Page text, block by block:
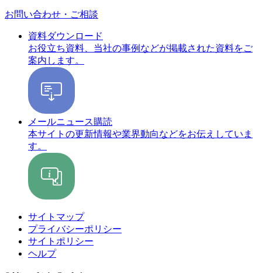
お問い合わせ・ご相談
資料ダウンロード
お役立ち資料、当社の事例などが掲載された資料をご
案内します。
メールニュース購読
本サイトの更新情報や業界動向などをお伝えしていま
す。
サイトマップ
プライバシーポリシー
サイトポリシー
ヘルプ